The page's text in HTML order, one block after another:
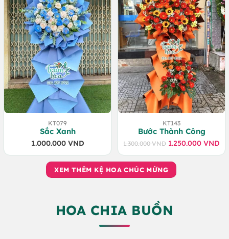
KT079
Sắc Xanh
1.000.000 VND
KT143
Bước Thành Công
1.300.000VND Giá
gốc
là:
1.250.000 VND
Giá
hiện
tại
1.250.000 VND.
XEM THÊM KỆ HOA CHÚC MỪNG
HOA CHIA BUỒN